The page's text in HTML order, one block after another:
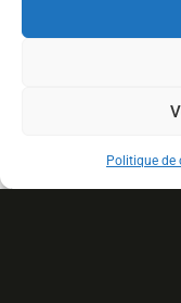
Politique de